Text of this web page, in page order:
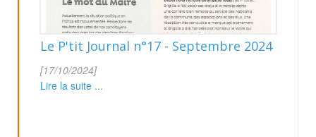
Le P'tit Journal n°17 - Septembre 2024
[17/10/2024]
Lire la suite ...